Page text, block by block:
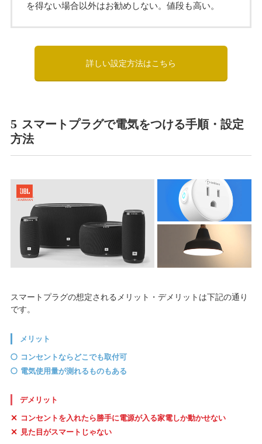
を得ない場合以外はお勧めしない。値段も高い。
詳しい設定方法はこちら
5 スマートプラグで電気をつける手順・設定
方法
スマートプラグの想定されるメリット・デメリットは下記の通り
です。
メリット
コンセントならどこでも取付可
電気使用量が測れるものもある
デメリット
コンセントを入れたら勝手に電源が入る家電しか動かせない
見た目がスマートじゃない